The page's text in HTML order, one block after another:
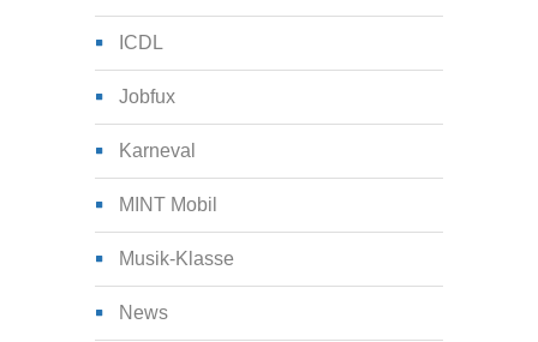
ICDL
Jobfux
Karneval
MINT Mobil
Musik-Klasse
News